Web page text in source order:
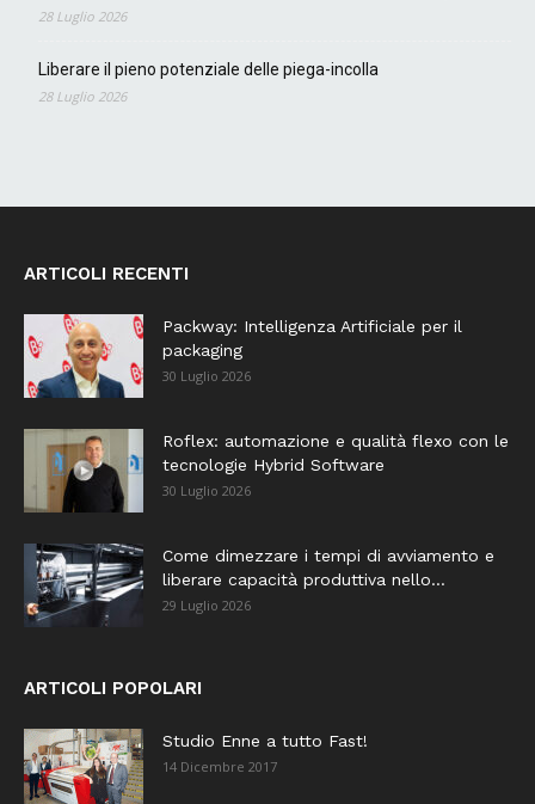
28 Luglio 2026
Liberare il pieno potenziale delle piega-incolla
28 Luglio 2026
ARTICOLI RECENTI
Packway: Intelligenza Artificiale per il
packaging
30 Luglio 2026
Roflex: automazione e qualità flexo con le
tecnologie Hybrid Software
30 Luglio 2026
Come dimezzare i tempi di avviamento e
liberare capacità produttiva nello...
29 Luglio 2026
ARTICOLI POPOLARI
Studio Enne a tutto Fast!
14 Dicembre 2017